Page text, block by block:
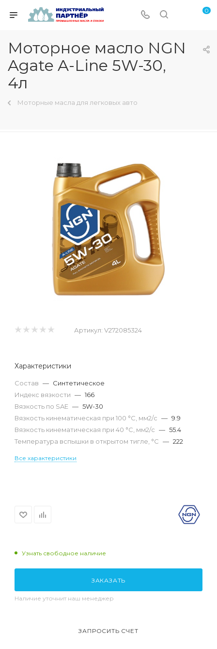
0
Моторное масло NGN
Agate A-Line 5W-30,
4л
Моторные масла для легковых авто
Артикул: V272085324
Характеристики
Состав — Синтетическое
Индекс вязкости — 166
Вязкость по SAE — 5W-30
Вязкость кинематическая при 100 °С, мм2/с — 9.9
Вязкость кинематическая при 40 °С, мм2/с — 55.4
Температура вспышки в открытом тигле, °С — 222
Все характеристики
Узнать свободное наличие
ЗАКАЗАТЬ
Наличие уточнит наш менеджер
ЗАПРОСИТЬ СЧЕТ